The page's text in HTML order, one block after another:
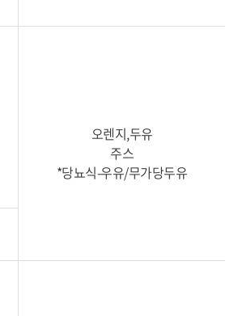
오렌지,두유
주스
*당뇨식-우유/무가당두유